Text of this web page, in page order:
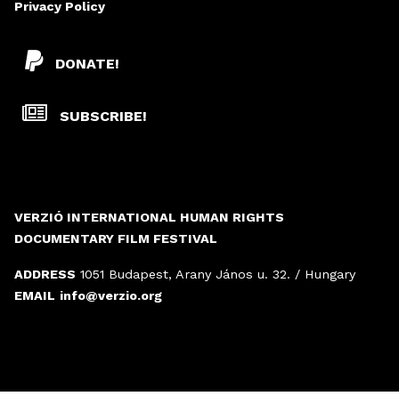
VERZIÓ INTERNATIONAL HUMAN RIGHTS
DOCUMENTARY FILM FESTIVAL
ADDRESS 1051 Budapest, Arany János u. 32. / Hungary
EMAIL info@verzio.org
DONATE!
SUBSCRIBE!
Privacy Policy